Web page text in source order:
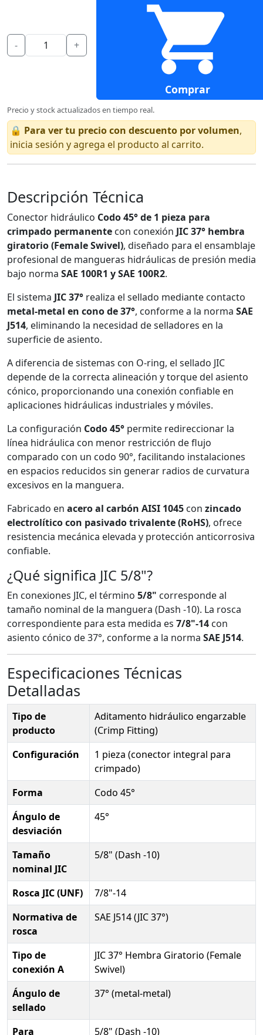
- +
Comprar
Precio y stock actualizados en tiempo real.
🔒 Para ver tu precio con descuento por volumen,
inicia sesión y agrega el producto al carrito.
Descripción Técnica
Conector hidráulico Codo 45° de 1 pieza para
crimpado permanente con conexión JIC 37° hembra
giratorio (Female Swivel), diseñado para el ensamblaje
profesional de mangueras hidráulicas de presión media
bajo norma SAE 100R1 y SAE 100R2.
El sistema JIC 37° realiza el sellado mediante contacto
metal-metal en cono de 37°, conforme a la norma SAE
J514, eliminando la necesidad de selladores en la
superficie de asiento.
A diferencia de sistemas con O-ring, el sellado JIC
depende de la correcta alineación y torque del asiento
cónico, proporcionando una conexión confiable en
aplicaciones hidráulicas industriales y móviles.
La configuración Codo 45° permite redireccionar la
línea hidráulica con menor restricción de flujo
comparado con un codo 90°, facilitando instalaciones
en espacios reducidos sin generar radios de curvatura
excesivos en la manguera.
Fabricado en acero al carbón AISI 1045 con zincado
electrolítico con pasivado trivalente (RoHS), ofrece
resistencia mecánica elevada y protección anticorrosiva
confiable.
¿Qué significa JIC 5/8"?
En conexiones JIC, el término 5/8" corresponde al
tamaño nominal de la manguera (Dash -10). La rosca
correspondiente para esta medida es 7/8"-14 con
asiento cónico de 37°, conforme a la norma SAE J514.
Especificaciones Técnicas
Detalladas
Tipo de
producto
Aditamento hidráulico engarzable
(Crimp Fitting)
Configuración
1 pieza (conector integral para
crimpado)
Forma
Codo 45°
Ángulo de
desviación
45°
Tamaño
nominal JIC
5/8" (Dash -10)
Rosca JIC (UNF)
7/8"-14
Normativa de
rosca
SAE J514 (JIC 37°)
Tipo de
conexión A
JIC 37° Hembra Giratorio (Female
Swivel)
Ángulo de
sellado
37° (metal-metal)
Para 5/8" (Dash -10)